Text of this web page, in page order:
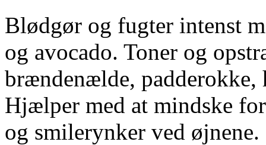
Blødgør og fugter intenst
og avocado. Toner og
brændenælde, padderokke,
Hjælper med at mindske
og smilerynker ved øjnene.